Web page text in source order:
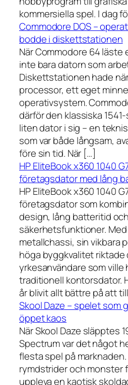
kommersiella spel. I dag
Commodore DOS –
bodde i diskettstationen
När Commodore 64 läste
inte bara datorn som
Diskettstationen hade
processor, ett eget
operativsystem.
därför den klassiska
liten dator i sig – en
som var både långsam,
före sin tid. När […]
HP EliteBook x360 1040
företagsdator med lång
HP EliteBook x360 1040
företagsdator som
design, lång batteritid
säkerhetsfunktioner.
metallchassi, sin vikbara
höga byggkvalitet
yrkesanvändare som ville
traditionell kontorsdator.
år blivit allt bättre på att
Skool Daze – spelet som
öppet kaos
När Skool Daze släpptes
Spectrum var det något
flesta spel på
rymdstrider och monster
uppleva en kaotisk